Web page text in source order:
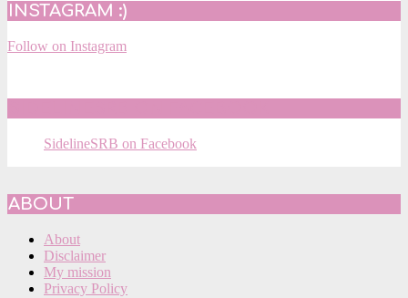
INSTAGRAM :)
Follow on Instagram
SidelineSRB on Facebook
ABOUT
About
Disclaimer
My mission
Privacy Policy